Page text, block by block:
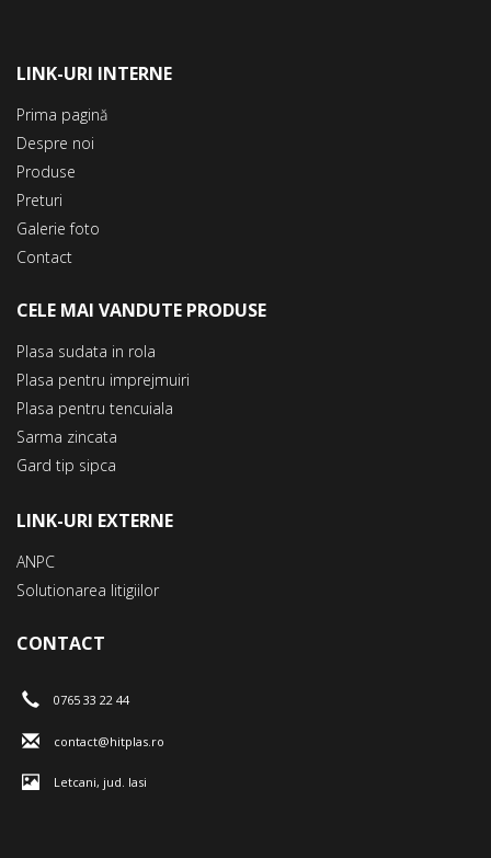
LINK-URI INTERNE
Prima pagină
Despre noi
Produse
Preturi
Galerie foto
Contact
CELE MAI VANDUTE PRODUSE
Plasa sudata in rola
Plasa pentru imprejmuiri
Plasa pentru tencuiala
Sarma zincata
Gard tip sipca
LINK-URI EXTERNE
ANPC
Solutionarea litigiilor
CONTACT
0765 33 22 44
contact@hitplas.ro
Letcani, jud. Iasi